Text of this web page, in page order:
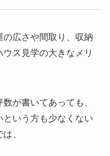
広さや間取り、収納
ス見学の大きなメリ
が書いてあっても、
いう方も少なくない
、